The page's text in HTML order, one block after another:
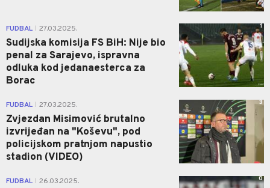
FUDBAL 27.03.2025.
Sudijska komisija FS BiH: Nije bio
penal za Sarajevo, ispravna
odluka kod jedanaesterca za
Borac
1
FUDBAL 27.03.2025.
Zvjezdan Misimović brutalno
izvrijeđan na "Koševu", pod
policijskom pratnjom napustio
stadion (VIDEO)
3
FUDBAL 26.03.2025. 0